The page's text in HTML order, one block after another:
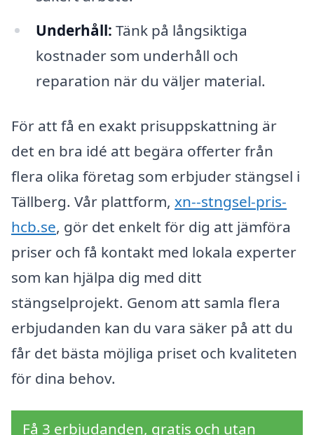
Underhåll: Tänk på långsiktiga
kostnader som underhåll och
reparation när du väljer material.
För att få en exakt prisuppskattning är
det en bra idé att begära offerter från
flera olika företag som erbjuder stängsel i
Tällberg. Vår plattform, xn--stngsel-pris-
hcb.se, gör det enkelt för dig att jämföra
priser och få kontakt med lokala experter
som kan hjälpa dig med ditt
stängselprojekt. Genom att samla flera
erbjudanden kan du vara säker på att du
får det bästa möjliga priset och kvaliteten
för dina behov.
Få 3 erbjudanden, gratis och utan